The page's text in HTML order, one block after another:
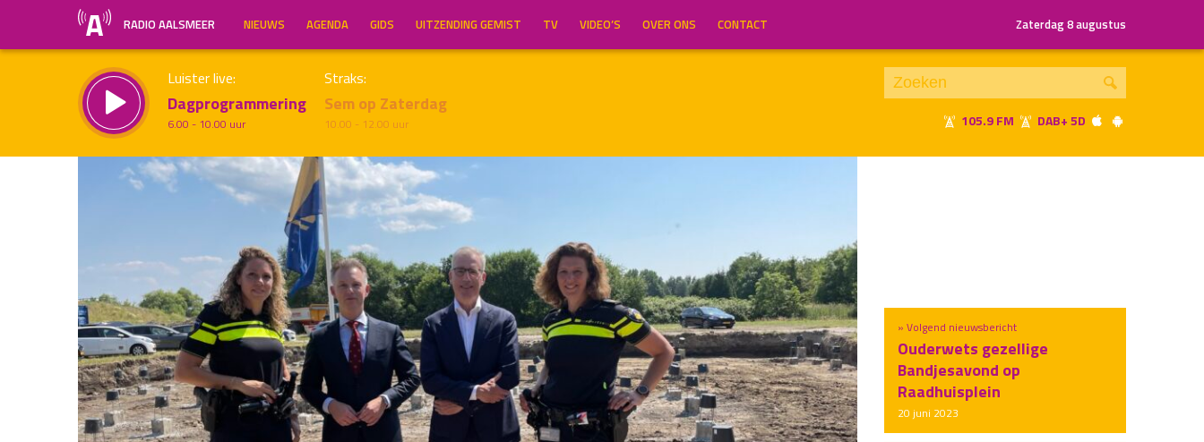
RADIO AALSMEER NIEUWS AGENDA GIDS UITZENDING GEMIST TV VIDEO’S OVER ONS CONTACT Zaterdag 8 augustus
Luister live:
Dagprogrammering
6.00 - 10.00 uur
Straks:
Sem op Zaterdag
10.00 - 12.00 uur 105.9 FM DAB+ 5D
» Volgend nieuwsbericht
Ouderwets gezellige
Bandjesavond op
Raadhuisplein
20 juni 2023